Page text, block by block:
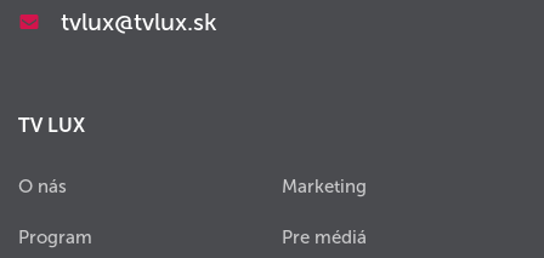
tvlux@tvlux.sk
TV LUX
O nás
Program
Marketing
Pre médiá